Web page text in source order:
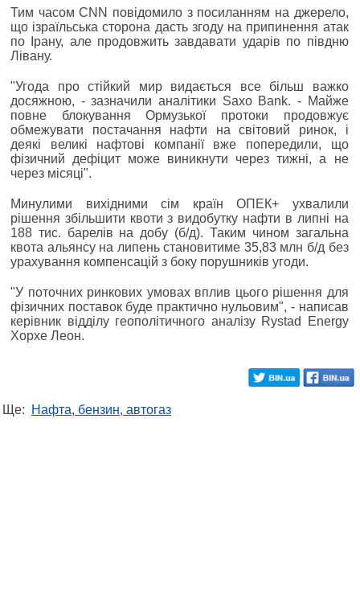
Тим часом CNN повідомило з посиланням на джерело,
що ізраїльська сторона дасть згоду на припинення атак
по Ірану, але продовжить завдавати ударів по півдню
Лівану.
"Угода про стійкий мир видається все більш важко
досяжною, - зазначили аналітики Saxo Bank. - Майже
повне блокування Ормузької протоки продовжує
обмежувати постачання нафти на світовий ринок, і
деякі великі нафтові компанії вже попередили, що
фізичний дефіцит може виникнути через тижні, а не
через місяці".
Минулими вихідними сім країн ОПЕК+ ухвалили
рішення збільшити квоти з видобутку нафти в липні на
188 тис. барелів на добу (б/д). Таким чином загальна
квота альянсу на липень становитиме 35,83 млн б/д без
урахування компенсацій з боку порушників угоди.
"У поточних ринкових умовах вплив цього рішення для
фізичних поставок буде практично нульовим", - написав
керівник відділу геополітичного аналізу Rystad Energy
Хорхе Леон.
Ще: Нафта, бензин, автогаз